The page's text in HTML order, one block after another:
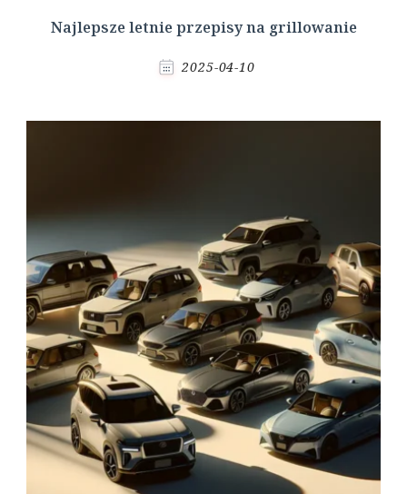
Najlepsze letnie przepisy na grillowanie
2025-04-10